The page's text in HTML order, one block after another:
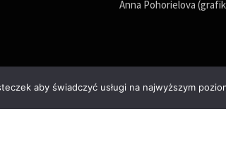
Anna Pohorielova
aby świadczyć usługi na najwyższym